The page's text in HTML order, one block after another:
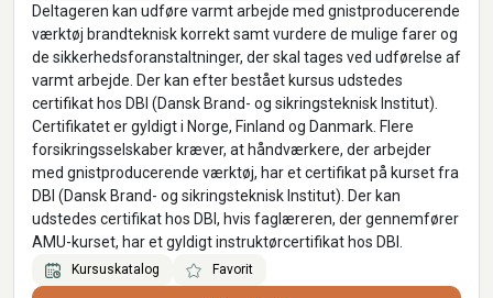
Deltageren kan udføre varmt arbejde med gnistproducerende
værktøj brandteknisk korrekt samt vurdere de mulige farer og
de sikkerhedsforanstaltninger, der skal tages ved udførelse af
varmt arbejde. Der kan efter bestået kursus udstedes
certifikat hos DBI (Dansk Brand- og sikringsteknisk Institut).
Certifikatet er gyldigt i Norge, Finland og Danmark. Flere
forsikringsselskaber kræver, at håndværkere, der arbejder
med gnistproducerende værktøj, har et certifikat på kurset fra
DBI (Dansk Brand- og sikringsteknisk Institut). Der kan
udstedes certifikat hos DBI, hvis faglæreren, der gennemfører
AMU-kurset, har et gyldigt instruktørcertifikat hos DBI.
Kursuskatalog Favorit